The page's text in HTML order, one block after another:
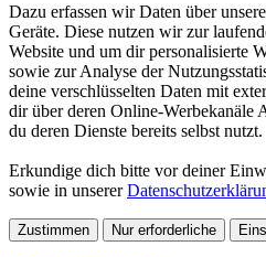
Dazu erfassen wir Daten über
Geräte. Diese nutzen wir zur
Website und um dir personalisierte
sowie zur Analyse der
deine verschlüsselten Daten mit
dir über deren Online-Werbekanäle
du deren Dienste bereits selbst nutzt.
Erkundige dich bitte vor deiner
sowie in unserer
Zustimmen Nur erforderliche